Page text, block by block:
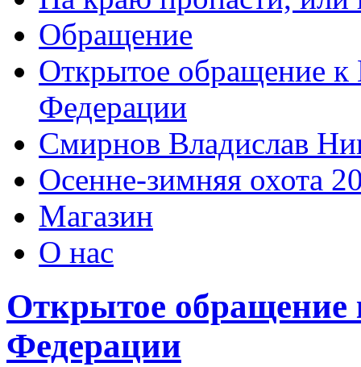
Обращение
Открытое обращение к
Федерации
Смирнов Владислав
Осенне-зимняя охота
Магазин
О нас
Открытое обращение
Федерации